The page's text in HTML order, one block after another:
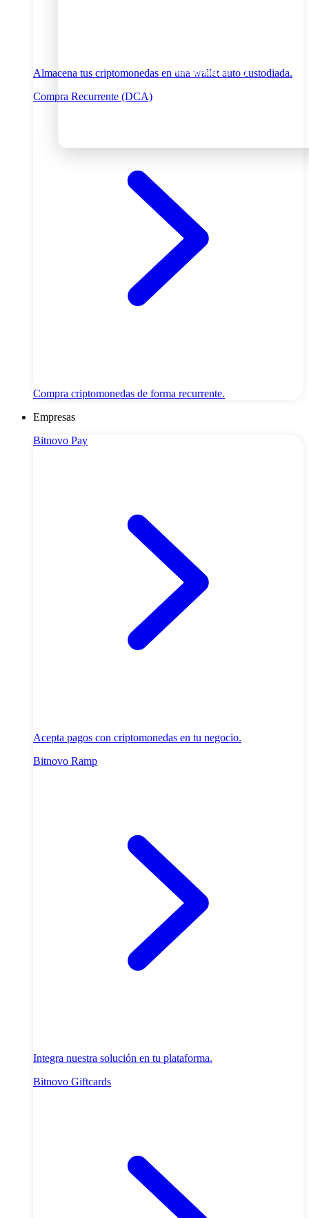
Personalizar
Almacena tus criptomonedas en una wallet auto custodiada.
Compra Recurrente (DCA)
Compra criptomonedas de forma recurrente.
Empresas
Bitnovo Pay
Acepta pagos con criptomonedas en tu negocio.
Bitnovo Ramp
Integra nuestra solución en tu plataforma.
Bitnovo Giftcards